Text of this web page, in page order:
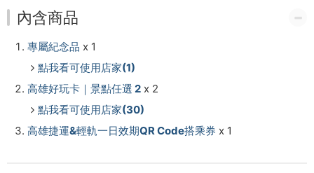
內含商品
專屬紀念品 x 1
點我看可使用店家(1)
高雄好玩卡｜景點任選 2 x 2
點我看可使用店家(30)
高雄捷運&輕軌一日效期QR Code搭乘券 x 1